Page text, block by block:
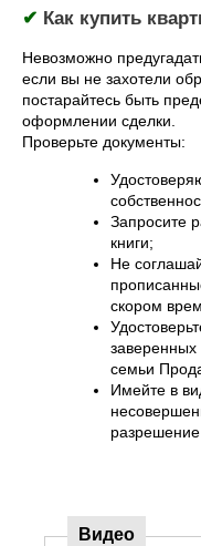
✔ Как купить
Невозможно
если вы не захотели
постарайтесь быть
оформлении сделки.
Проверьте документы:
Запросите
книги;
Не
скором
заверенных
семьи
Имейте в
Видео